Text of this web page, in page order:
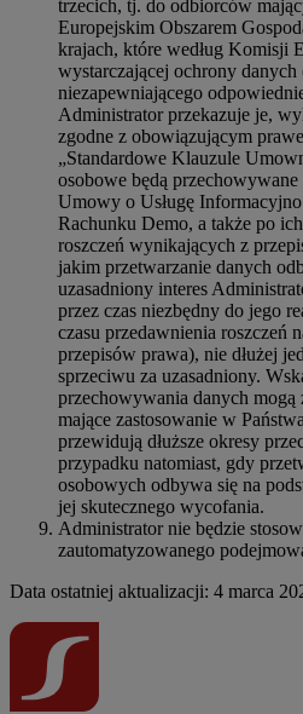
trzecich, tj. do odbiorców
Europejskim Obszarem
krajach, które według Komisji
wystarczającej ochrony danych
niezapewniającego
Administrator przekazuje je,
zgodne z obowiązującym
„Standardowe Klauzule
osobowe będą
Umowy o Usługę
Rachunku Demo, a także po
roszczeń wynikających z
jakim przetwarzanie danych
uzasadniony interes
przez czas niezbędny do jego
czasu przedawnienia roszczeń
przepisów prawa), nie dłużej
sprzeciwu za uzasadniony.
przechowywania danych mogą
mające zastosowanie w
przewidują dłuższe okresy
przypadku natomiast, gdy
osobowych odbywa się na
jej skutecznego wycofania.
Administrator nie będzie
zautomatyzowanego
Data ostatniej aktualizacji: 4 marca